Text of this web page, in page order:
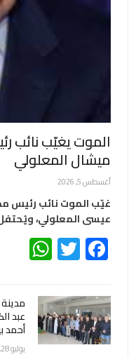
الموت يغيّب نائب
ميشال المعلولي
أغسطس 5, 2026
غيّب الموت نائب رئيس
عيسى المعلولي،
Facebook
Twitter
عبد
أحمد
يوليو 28, 2026